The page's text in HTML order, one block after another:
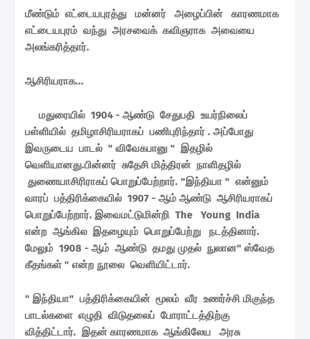
மீண்டும் எட்டையபுரத்து மன்னர் அழைப்பின் காரணமாக
எட்டையபுரம் வந்து அரசவைக் கவிஞராக அவையை
அலங்கரித்தார்.
ஆசிரியராக...
மதுரையில் 1904 - ஆண்டு சேதுபதி உயர்நிலைப்
பள்ளியில் தமிழாசிரியராகப் பணிபுரிந்தார் . அப்போது
இவருடைய பாடல் " விவேகபானு " இதழில்
வெளியானது.பின்னர் சுதேசி மித்திரன் நாளிதழில்
துணையாசிரிராகப் பொறுப்பேற்றார். "இந்தியா " என்னும்
வாரப் பத்திரிக்கையில் 1907 - ஆம் ஆண்டு ஆசிரியராகப்
பொறுப்பேற்றார். இவைமட்டுமின்றி The Young India
என்ற ஆங்கில இதழையும் பொறுப்பேற்று நடத்தினார்.
மேலும் 1908 - ஆம் ஆண்டு தமது முதல் நுலான" ஸ்வேத
கீதங்கள் " என்ற நூலை வெளியிட்டார்.
" இந்தியா" பத்திரிக்கையின் மூலம் வீர உணர்ச்சி மிகுந்த
பாடல்களை எழுதி விடுதலைப் போராட்டத்திற்கு
வித்திட்டார். இதன் காரணமாக ஆங்கிலேய அரசு